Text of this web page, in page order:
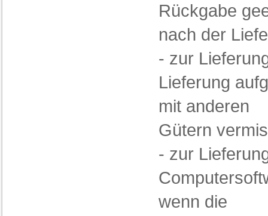
Rückgabe
nach der
- zur
Lieferung
mit anderen
Gütern
- zur
wenn die